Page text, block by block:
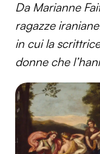
Da Marianne
ragazze
in cui la
donne che